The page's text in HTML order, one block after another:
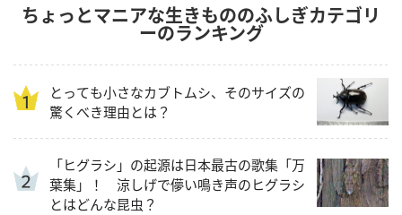
ちょっとマニアな生きもののふしぎカテゴリ
ーのランキング
とっても小さなカブトムシ、そのサイズの
驚くべき理由とは？
「ヒグラシ」の起源は日本最古の歌集「万
葉集」！ 涼しげで儚い鳴き声のヒグラシ
とはどんな昆虫？